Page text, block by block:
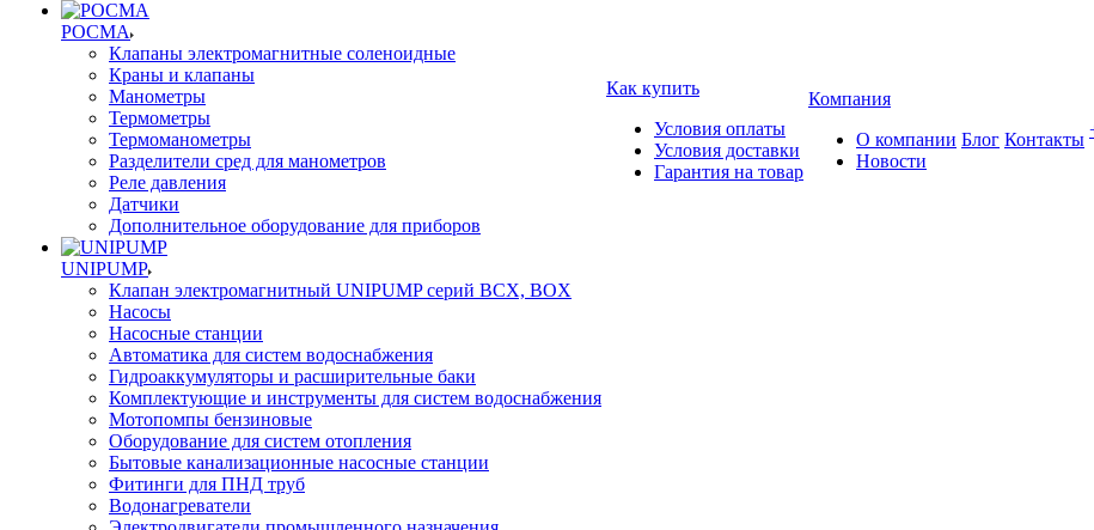
РОСМА
Клапаны электромагнитные соленоидные
Краны и клапаны
Манометры
Термометры
Термоманометры
Разделители сред для манометров
Реле давления
Датчики
Дополнительное оборудование для приборов
UNIPUMP
Клапан электромагнитный UNIPUMP серий BCX, BOX
Насосы
Насосные станции
Автоматика для систем водоснабжения
Гидроаккумуляторы и расширительные баки
Комплектующие и инструменты для систем водоснабжения
Мотопомпы бензиновые
Оборудование для систем отопления
Бытовые канализационные насосные станции
Фитинги для ПНД труб
Водонагреватели
Как купить
Условия оплаты
Условия доставки
Гарантия на товар
Компания
О компании
Новости
Блог Контакты